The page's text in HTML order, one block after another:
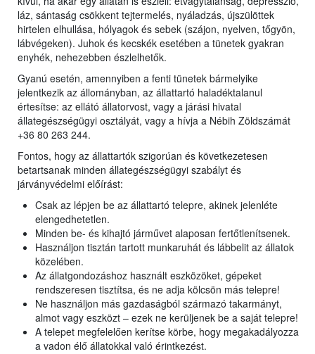
láz, sántaság csökkent tejtermelés, nyáladzás, újszülöttek
hirtelen elhullása, hólyagok és sebek (szájon, nyelven, tőgyön,
lábvégeken). Juhok és kecskék esetében a tünetek gyakran
enyhék, nehezebben észlelhetők.
Gyanú esetén, amennyiben a fenti tünetek bármelyike
jelentkezik az állományban, az állattartó haladéktalanul
értesítse: az ellátó állatorvost, vagy a járási hivatal
állategészségügyi osztályát, vagy a hívja a Nébih Zöldszámát
+36 80 263 244.
Fontos, hogy az állattartók szigorúan és következetesen
betartsanak minden állategészségügyi szabályt és
járványvédelmi előírást:
Csak az lépjen be az állattartó telepre, akinek jelenléte
elengedhetetlen.
Minden be- és kihajtó járművet alaposan fertőtlenítsenek.
Használjon tisztán tartott munkaruhát és lábbelit az állatok
közelében.
Az állatgondozáshoz használt eszközöket, gépeket
rendszeresen tisztítsa, és ne adja kölcsön más telepre!
Ne használjon más gazdaságból származó takarmányt,
almot vagy eszközt – ezek ne kerüljenek be a saját telepre!
A telepet megfelelően kerítse körbe, hogy megakadályozza
a vadon élő állatokkal való érintkezést.